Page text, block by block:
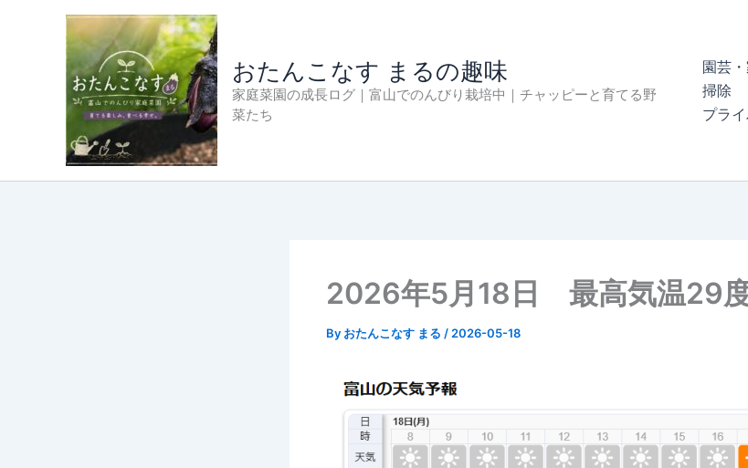
おたんこなす まるの趣味
家庭菜園の成長ログ｜富山でのんびり栽培中｜チャッピーと育てる野
菜たち
園芸
掃除
プラ
2026年5月18日 最高気温29
By おたんこなす まる / 2026-05-18